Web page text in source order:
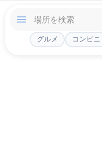
グルメ コンビニ